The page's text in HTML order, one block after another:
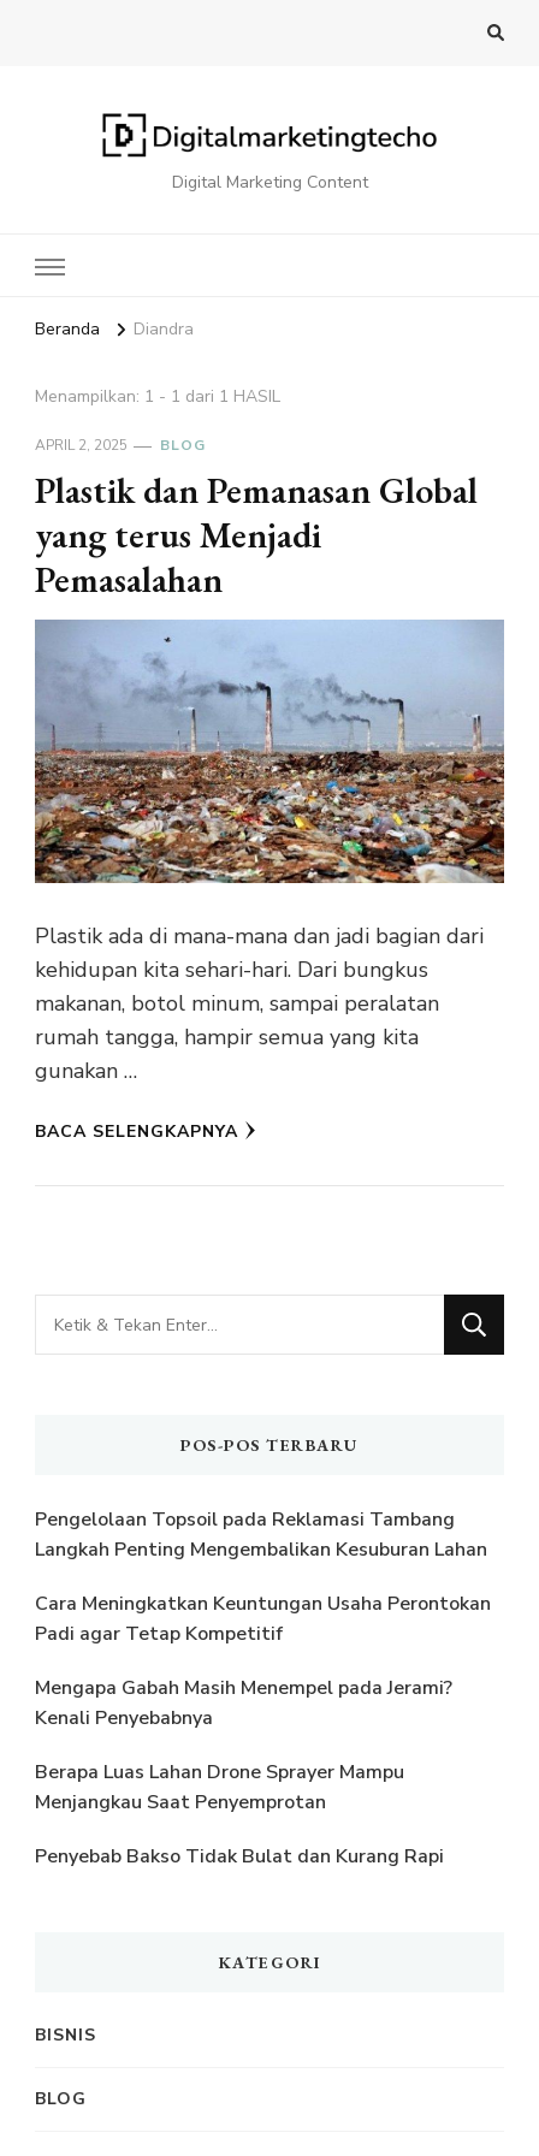
Digital Marketing Content
Beranda Diandra
Menampilkan: 1 - 1 dari 1 HASIL
APRIL 2, 2025 BLOG
Plastik dan Pemanasan Global
yang terus Menjadi
Pemasalahan
Plastik ada di mana-mana dan jadi bagian dari
kehidupan kita sehari-hari. Dari bungkus
makanan, botol minum, sampai peralatan
rumah tangga, hampir semua yang kita
gunakan …
BACA SELENGKAPNYA
Mencari
Sesuatu?
POS-POS TERBARU
Pengelolaan Topsoil pada Reklamasi Tambang
Langkah Penting Mengembalikan Kesuburan Lahan
Cara Meningkatkan Keuntungan Usaha Perontokan
Padi agar Tetap Kompetitif
Mengapa Gabah Masih Menempel pada Jerami?
Kenali Penyebabnya
Berapa Luas Lahan Drone Sprayer Mampu
Menjangkau Saat Penyemprotan
Penyebab Bakso Tidak Bulat dan Kurang Rapi
KATEGORI
BISNIS
BLOG